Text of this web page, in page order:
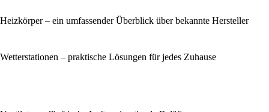
Heizkörper – ein umfassender Überblick über bekannte Hersteller
Wetterstationen – praktische Lösungen für jedes Zuhause